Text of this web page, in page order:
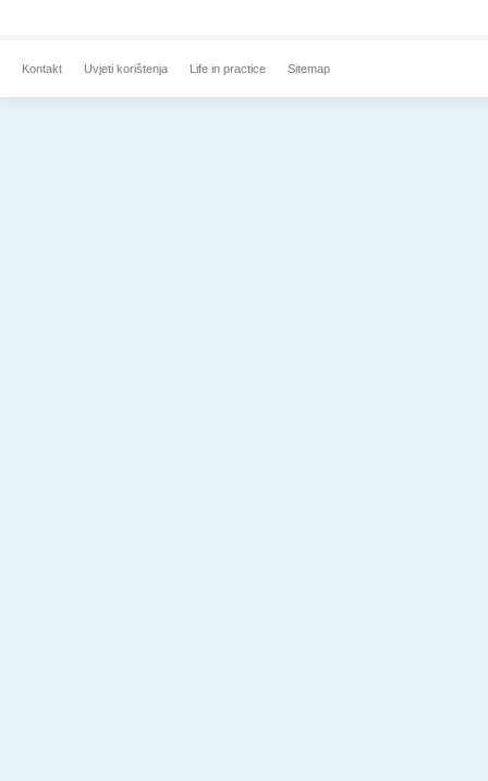
Kontakt Uvjeti korištenja Life in practice Sitemap